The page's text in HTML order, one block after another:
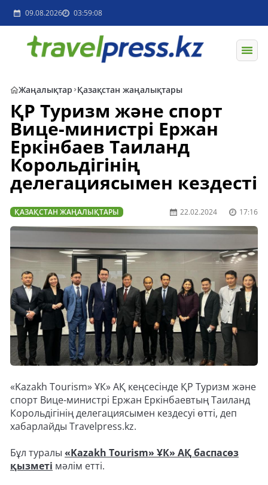
09.08.2026 03:59:08
Жаңалықтар Қазақстан жаңалықтары
ҚР Туризм және спорт
Вице-министрі Ержан
Еркінбаев Таиланд
Корольдігінің
делегациясымен кездесті
ҚАЗАҚСТАН ЖАҢАЛЫҚТАРЫ 22.02.2024 17:16
«Kazakh Tourism» ҰК» АҚ кеңсесінде ҚР Туризм және
спорт Вице-министрі Ержан Еркінбаевтың Таиланд
Корольдігінің делегациясымен кездесуі өтті, деп
хабарлайды Travelpress.kz.
Бұл туралы «Kazakh Tourism» ҰК» АҚ баспасөз
қызметі мәлім етті.